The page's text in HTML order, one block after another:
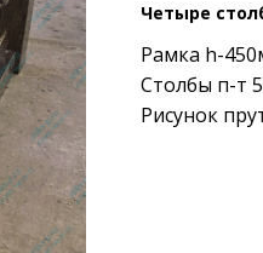
Четыре
Рамка h-
Столбы п-т
Рисунок